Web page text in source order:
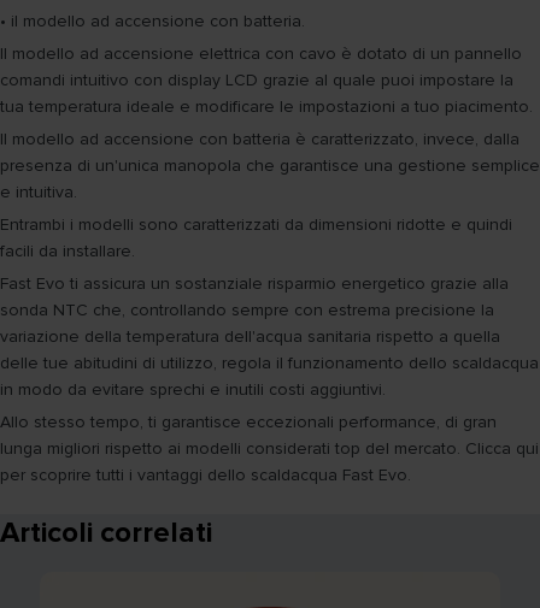
• il modello ad accensione con batteria.
Il modello ad accensione elettrica con cavo è dotato di un pannello
comandi intuitivo con display LCD grazie al quale puoi impostare la
tua temperatura ideale e modificare le impostazioni a tuo piacimento.
Il modello ad accensione con batteria è caratterizzato, invece, dalla
presenza di un'unica manopola che garantisce una gestione semplice
e intuitiva.
Entrambi i modelli sono caratterizzati da dimensioni ridotte e quindi
facili da installare.
Fast Evo ti assicura un sostanziale risparmio energetico grazie alla
sonda NTC che, controllando sempre con estrema precisione la
variazione della temperatura dell'acqua sanitaria rispetto a quella
delle tue abitudini di utilizzo, regola il funzionamento dello scaldacqua
in modo da evitare sprechi e inutili costi aggiuntivi.
Allo stesso tempo, ti garantisce eccezionali performance, di gran
lunga migliori rispetto ai modelli considerati top del mercato. Clicca qui
per scoprire tutti i vantaggi dello scaldacqua Fast Evo.
Articoli correlati